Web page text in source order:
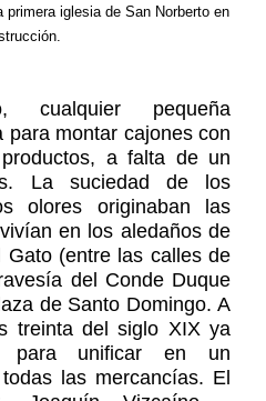
iglesia de San Norberto en
cualquier pequeña
para montar cajones con
a falta de un
La suciedad de los
olores originaban las
en los aledaños de
Gato (entre las calles de
del Conde Duque
de Santo Domingo. A
treinta del siglo XIX ya
para unificar en un
las mercancías. El